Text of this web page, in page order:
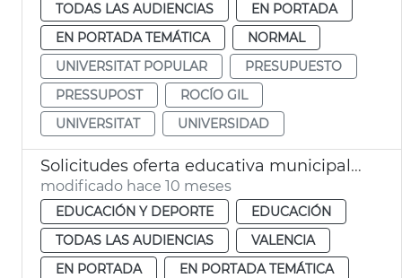
TODAS LAS AUDIENCIAS
EN PORTADA
EN PORTADA TEMÁTICA
NORMAL
UNIVERSITAT POPULAR
PRESUPUESTO
PRESSUPOST
ROCÍO GIL
UNIVERSITAT
UNIVERSIDAD
Solicitudes oferta educativa municipal 2025-26
modificado hace 10 meses
EDUCACIÓN Y DEPORTE
EDUCACIÓN
TODAS LAS AUDIENCIAS
VALENCIA
EN PORTADA
EN PORTADA TEMÁTICA